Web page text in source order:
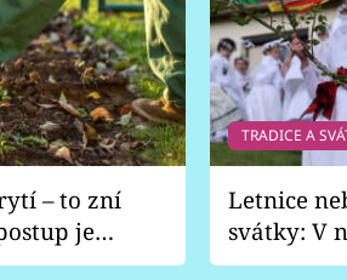
– to zní
je
některé
TRADICE A
Letnice
svátky: V
pondělí